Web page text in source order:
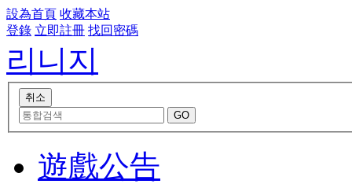
設為首頁 收藏本站
登錄 立即註冊 找回密碼
리니지
遊戲公告